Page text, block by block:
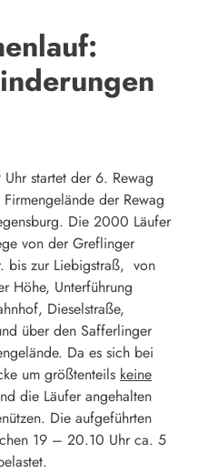
startet der 6. Rewag
der Rewag
Die 2000 Läufer
von der Greflinger
bis zur Liebigstraß, von
Höhe, Unterführung
Dieselstraße,
über den Safferlinger
Da es sich bei
um größtenteils keine
die Läufer angehalten
Die aufgeführten
19 – 20.10 Uhr ca. 5